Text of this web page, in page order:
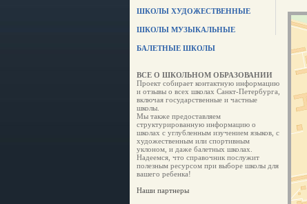
ШКОЛЫ ХУДОЖЕСТВЕННЫЕ
ШКОЛЫ МУЗЫКАЛЬНЫЕ
БАЛЕТНЫЕ ШКОЛЫ
ВСЕ О ШКОЛЬНОМ ОБРАЗОВАНИИ
Проект собирает контактную информацию
и отзывы о всех школах Санкт-Петербурга,
включая государственные и частные
школы.
Мы также предоставляем
структурированную информацию о
школах с углубленным изучением языков, с
художественным или спортивным
уклоном, и даже балетных школах.
Надеемся, что справочник послужит
полезным ресурсом при выборе школы для
вашего ребенка!
Наши партнеры